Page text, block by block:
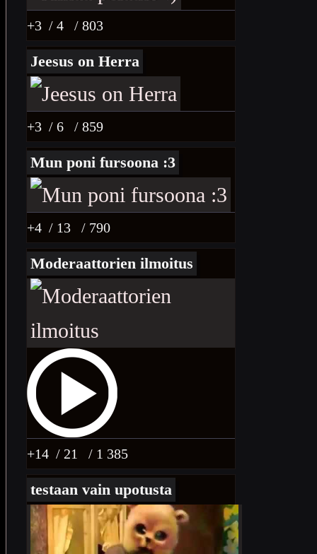
+3 / 4 / 803
Jeesus on Herra
+3 / 6 / 859
Mun poni fursoona :3
+4 / 13 / 790
Moderaattorien ilmoitus
+14 / 21 / 1 385
testaan vain upotusta